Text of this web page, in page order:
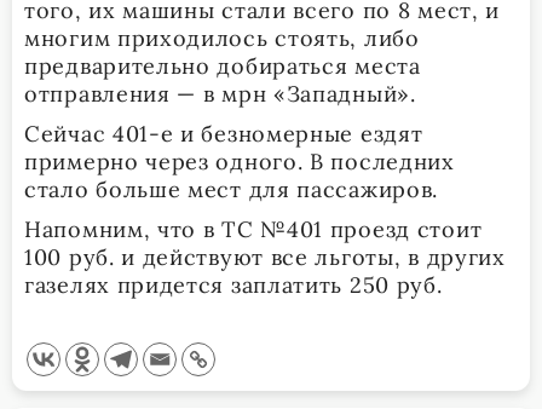
того, их машины стали всего по 8 мест, и
многим приходилось стоять, либо
предварительно добираться места
отправления — в мрн «Западный».
Сейчас 401-е и безномерные ездят
примерно через одного. В последних
стало больше мест для пассажиров.
Напомним, что в ТС №401 проезд стоит
100 руб. и действуют все льготы, в других
газелях придется заплатить 250 руб.